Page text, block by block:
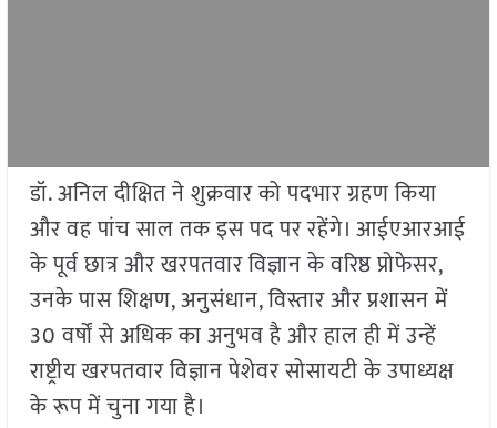
डॉ. अनिल दीक्षित ने शुक्रवार को पदभार ग्रहण किया
और वह पांच साल तक इस पद पर रहेंगे। आईएआरआई
के पूर्व छात्र और खरपतवार विज्ञान के वरिष्ठ प्रोफेसर,
उनके पास शिक्षण, अनुसंधान, विस्तार और प्रशासन में
30 वर्षों से अधिक का अनुभव है और हाल ही में उन्हें
राष्ट्रीय खरपतवार विज्ञान पेशेवर सोसायटी के उपाध्यक्ष
के रूप में चुना गया है।